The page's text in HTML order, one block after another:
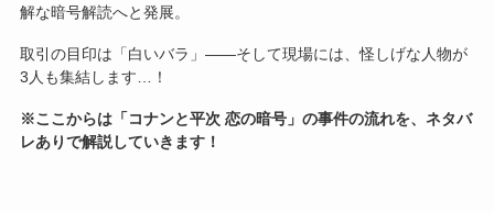
解な暗号解読へと発展。
取引の目印は「白いバラ」――そして現場には、怪しげな人物が
3人も集結します…！
※ここからは「コナンと平次 恋の暗号」の事件の流れを、ネタバ
レありで解説していきます！